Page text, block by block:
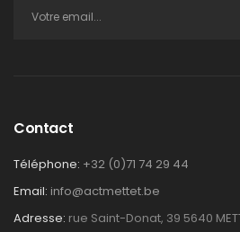
Contact
Téléphone: +32 (0)71 74 29 44
Email: info@actmettet.be
Adresse: rue Saint-Donat, 39 5640